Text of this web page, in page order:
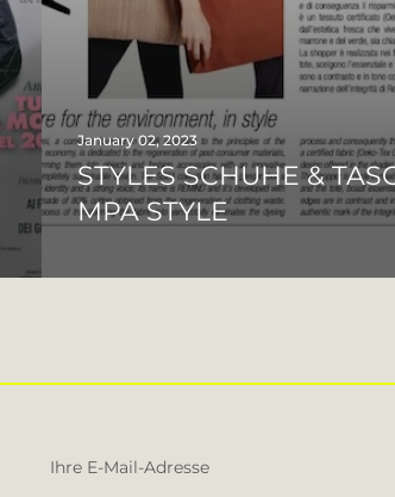
January 02, 2023
STYLES SCHUHE &
MPA STYLE